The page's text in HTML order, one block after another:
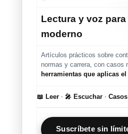
Lectura y voz
moderno
Artículos prácticos sobre
normas y carrera, con casos
herramientas que aplicas
📖 Leer · 🎤 Escuchar ·
Suscríbete sin